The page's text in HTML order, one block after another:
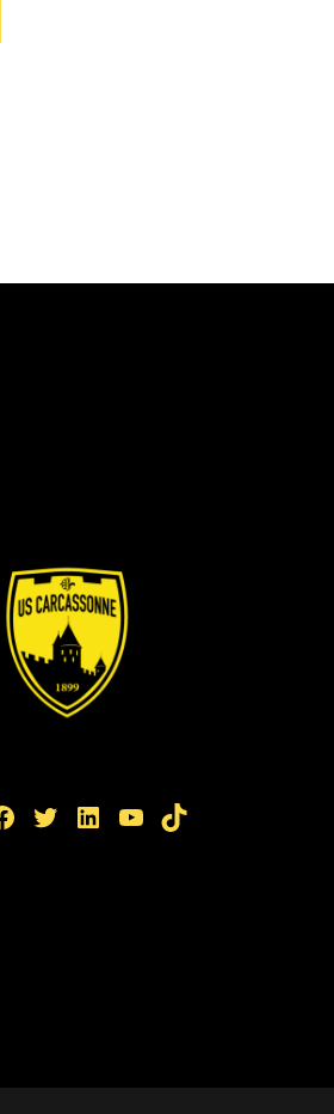
Twitter LinkedIn YouTube TikTok